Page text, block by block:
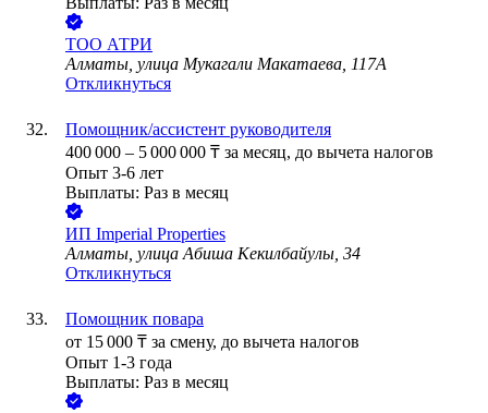
ТОО АТРИ
Алматы, улица Мукагали Макатаева, 117А
Откликнуться
Помощник/ассистент руководителя
400 000 – 5 000 000 ₸ за месяц, до вычета налогов
Опыт 3-6 лет
Выплаты: Раз в месяц
ИП Imperial Properties
Алматы, улица Абиша Кекилбайулы, 34
Откликнуться
Помощник повара
от 15 000 ₸ за смену, до вычета налогов
Опыт 1-3 года
Выплаты: Раз в месяц